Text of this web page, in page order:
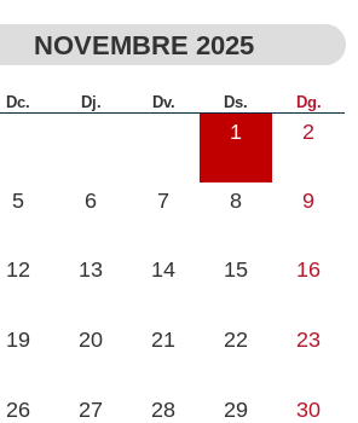
NOVEMBRE 2025
Dc. Dj. Dv. Ds. Dg.
1 2
5 6 7 8 9
12 13 14 15 16
19 20 21 22 23
26 27 28 29 30